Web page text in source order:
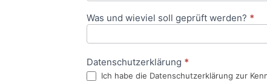
Was und wieviel soll geprüft werden? *
Datenschutzerklärung *
Ich habe die Datenschutzerklärung zur